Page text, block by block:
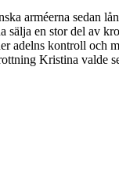
arméerna sedan
en stor del av
adelns kontroll
Kristina